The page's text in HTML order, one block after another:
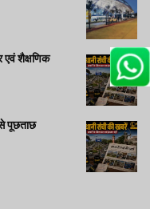
एवं शैक्षणिक
पूछताछ